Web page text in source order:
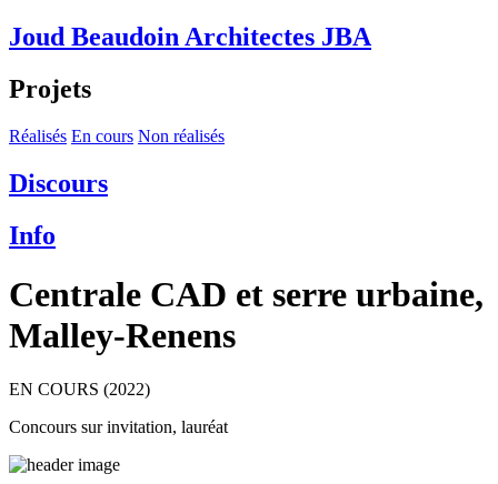
Joud Beaudoin Architectes JBA
Projets
Réalisés En cours Non réalisés
Discours
Info
Centrale CAD et serre urbaine,
Malley-Renens
EN COURS (2022)
Concours sur invitation, lauréat